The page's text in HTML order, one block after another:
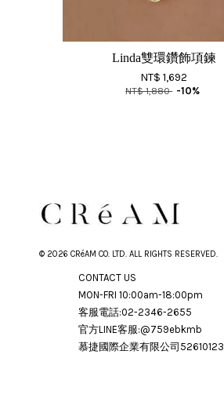
Linda雙環鑽飾項鍊
NT$ 1,692
NT$ 1,880 -10%
© 2026 CRéAM CO. LTD. ALL RIGHTS RESERVED.
CONTACT US
MON-FRI 10:00am-18:00pm
客服電話:02-2346-2655
官方LINE客服:@759ebkmb
慕捷國際企業有限公司52610123